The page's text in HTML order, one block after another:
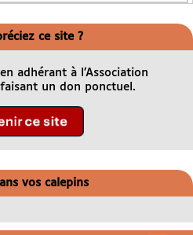
ce site ?
adhérant à l’Association
un don ponctuel.
vos calepins